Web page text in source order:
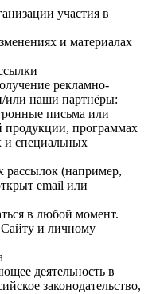
участия в
и материалах
рекламно-
наши партнёры:
письма или
продукции, программах
и специальных
рассылок (например,
email или
в любой момент.
Сайту и личному
деятельность в
законодательство,